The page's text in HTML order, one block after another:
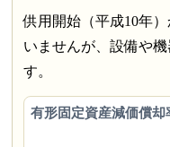
供用開始（平成10年
いませんが、設備や
す。
有形固定資産減価償却